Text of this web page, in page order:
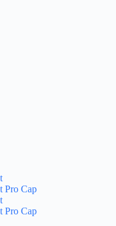
Pro Cap
Pro Cap